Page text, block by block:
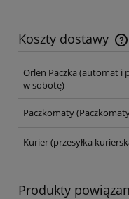
Koszty dostawy
Cena nie zawiera
Orlen Paczka (automat i
w sobotę)
Paczkomaty
Kurier(przesyłka
Produkty